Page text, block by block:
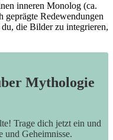
inneren Monolog (ca.
Redewendungen
die Bilder zu integrieren,
Mythologie
Trage dich jetzt ein und
und Geheimnisse.